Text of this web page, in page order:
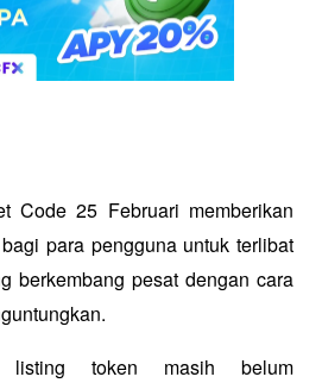
Code 25 Februari memberikan
para pengguna untuk terlibat
berkembang pesat dengan cara
listing token masih belum